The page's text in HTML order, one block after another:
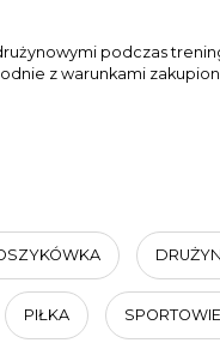
podczas
z warunkami
PIŁKA